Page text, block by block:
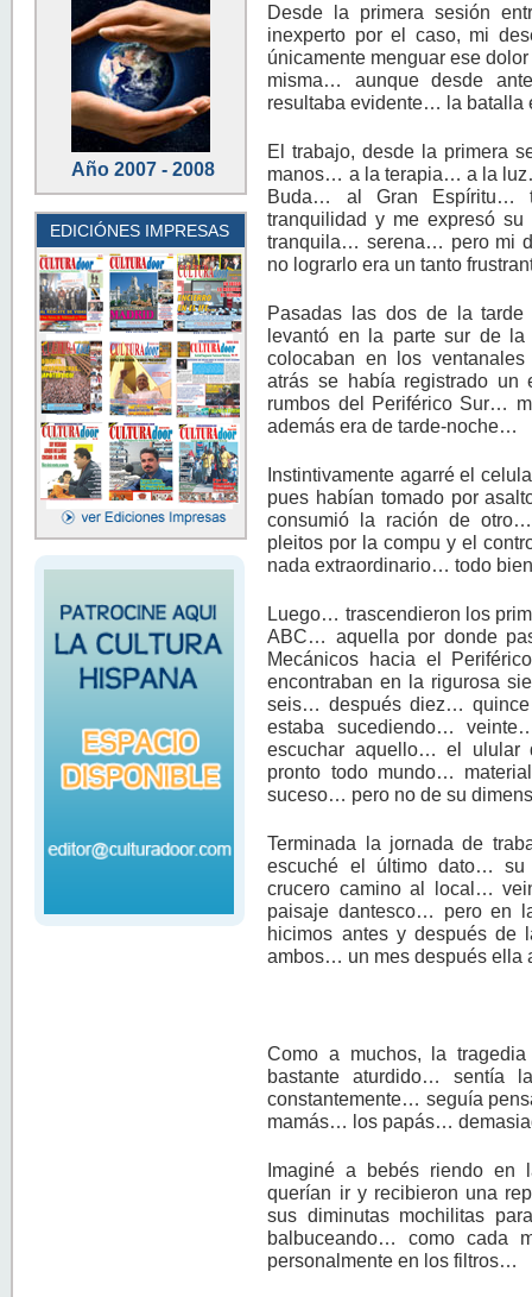
Año 2007 - 2008
EDICIÓNES IMPRESAS
Desde la primera sesión
inexperto por el caso, mi
únicamente menguar ese
misma… aunque desde
resultaba evidente… la
El trabajo, desde la primera
manos… a la terapia… a la
Buda… al Gran Espíritu…
tranquilidad y me expresó
tranquila… serena… pero mi
no lograrlo era un tanto
Pasadas las dos de la
levantó en la parte sur de
colocaban en los
atrás se había registrado
rumbos del Periférico Sur…
además era de tarde-noche…
Instintivamente agarré el
pues habían tomado por
consumió la ración de
pleitos por la compu y el
nada extraordinario… todo
Luego… trascendieron los
ABC… aquella por donde
Mecánicos hacia el
encontraban en la rigurosa
seis… después diez…
estaba sucediendo…
escuchar aquello… el ulular
pronto todo mundo…
suceso… pero no de su
Terminada la jornada de
escuché el último dato… su
crucero camino al local…
paisaje dantesco… pero en
hicimos antes y después
ambos… un mes después
Como a muchos, la
bastante aturdido… sentía
constantemente… seguía
mamás… los papás…
Imaginé a bebés riendo en
querían ir y recibieron una
sus diminutas mochilitas
balbuceando… como cada
personalmente en los filtros…